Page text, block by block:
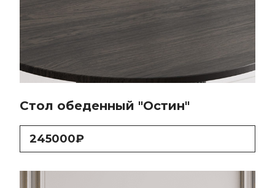
Стол обеденный "Остин"
245000₽